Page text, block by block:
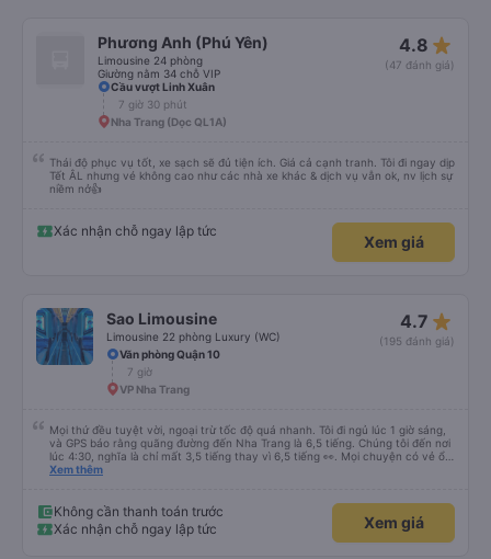
Phương Anh (Phú Yên)
Limousine 24 phòng
Giường nằm 34 chỗ VIP
4.8 star_rate
(47 đánh giá)
Cầu vượt Linh Xuân
7 giờ 30 phút
Nha Trang (Dọc QL1A)
Thái độ phục vụ tốt, xe sạch sẽ đủ tiện ích. Giá cả cạnh tranh. Tôi đi ngay dịp
Tết ÂL nhưng vé không cao như các nhà xe khác & dịch vụ vẫn ok, nv lịch sự
niềm nở👍
Xác nhận chỗ ngay lập tức
Xem giá
Sao Limousine
Limousine 22 phòng Luxury (WC)
4.7 star_rate
(195 đánh giá)
Văn phòng Quận 10
7 giờ
VP Nha Trang
Mọi thứ đều tuyệt vời, ngoại trừ tốc độ quá nhanh. Tôi đi ngủ lúc 1 giờ sáng,
và GPS báo rằng quãng đường đến Nha Trang là 6,5 tiếng. Chúng tôi đến nơi
lúc 4:30, nghĩa là chỉ mất 3,5 tiếng thay vì 6,5 tiếng 👀. Mọi chuyện có vẻ ổn,
nhưng thật đáng sợ khi những chiếc xe buýt đi ngược chiều phóng qua quá
trình đến Thành phố Hồ Chí Minh không nhanh đến vậy. Nhưng hành trình
trở về thì nhanh hơn. Chăn ga gối đệm sạch sẽ, và tôi ngủ rất ngon ❤️
Xem thêm
Không cần thanh toán trước
Xác nhận chỗ ngay lập tức
Xem giá